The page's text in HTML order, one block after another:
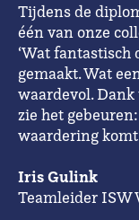
Tijdens de
één van onze
‘Wat fantastisch
gemaakt. Wat
waardevol. Dank
zie het
waardering
Iris Gulink
Teamleider ISW